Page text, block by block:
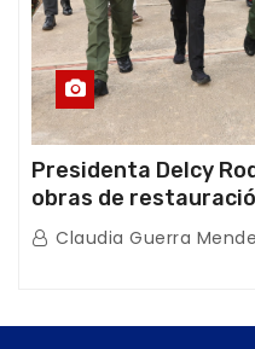
Presidenta Delcy
obras de
afectaciones
Claudia Guerra